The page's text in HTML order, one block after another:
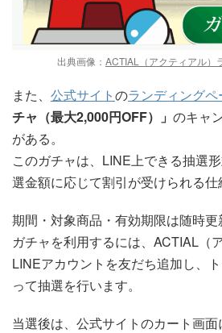
出典画像： ACTIAL（アクティアル）
また、 公式サイトのランディングペ
チャ（最大2,000円OFF）」 のキャ
がある。
このガチャは、LINE上できる抽選
選金額に応じて割引が受けられる仕
期間・対象商品・有効期限は随時更
ガチャを利用するには、ACTIAL（
LINEアカウントを友だち追加し、
って抽選を行います。
当選後は、公式サイトのカート画